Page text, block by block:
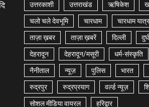
उत्तरकाशी उत्तराखंड ऋषिकेश
चलो चले देवभूमि चारधाम चारधाम
ताज़ा ख़बर ताज़ा ख़बरें दिल्ली
देहरादून देहरादून/मसूरी धर्म-संस्कृति
नैनीताल न्यूज़ पुलिस भारत
रुद्रपुर रुद्रप्रयाग वर्ल्ड न्यूज़
सोशल मीडिया वायरल हरिद्वार